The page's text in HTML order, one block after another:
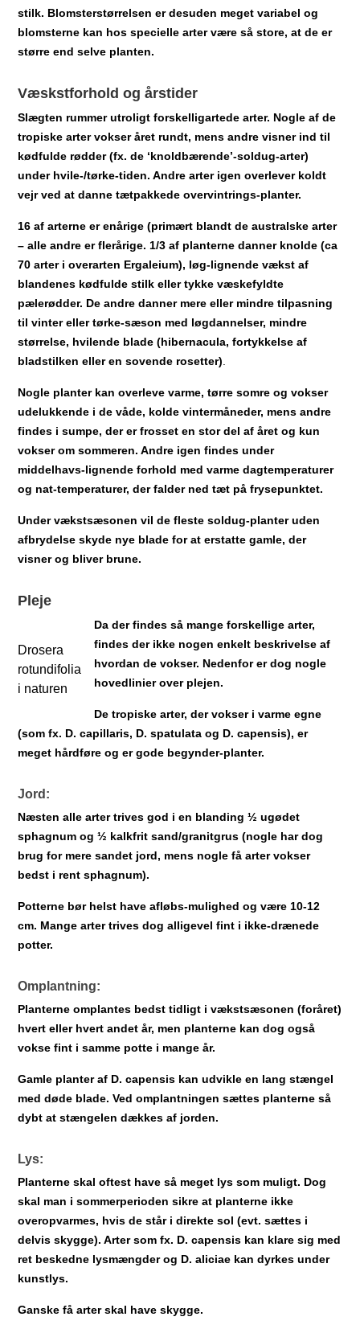
stilk. Blomsterstørrelsen er desuden meget variabel og
blomsterne kan hos specielle arter være så store, at de er
større end selve planten.
Væskstforhold og årstider
Slægten rummer utroligt forskelligartede arter. Nogle af de
tropiske arter vokser året rundt, mens andre visner ind til
kødfulde rødder (fx. de ‘knoldbærende’-soldug-arter)
under hvile-/tørke-tiden. Andre arter igen overlever koldt
vejr ved at danne tætpakkede overvintrings-planter.
16 af arterne er enårige (primært blandt de australske arter
– alle andre er flerårige. 1/3 af planterne danner knolde (ca
70 arter i overarten Ergaleium), løg-lignende vækst af
blandenes kødfulde stilk eller tykke væskefyldte
pælerødder. De andre danner mere eller mindre tilpasning
til vinter eller tørke-sæson med løgdannelser, mindre
størrelse, hvilende blade (hibernacula, fortykkelse af
bladstilken eller en sovende rosetter)
Nogle planter kan overleve varme, tørre somre og vokser
udelukkende i de våde, kolde vintermåneder, mens andre
findes i sumpe, der er frosset en stor del af året og kun
vokser om sommeren. Andre igen findes under
middelhavs-lignende forhold med varme dagtemperaturer
og nat-temperaturer, der falder ned tæt på frysepunktet.
Under vækstsæsonen vil de fleste soldug-planter uden
afbrydelse skyde nye blade for at erstatte gamle, der
visner og bliver brune.
Pleje
Drosera
rotundifolia
i naturen
Da der findes så mange forskellige arter,
findes der ikke nogen enkelt beskrivelse af
hvordan de vokser. Nedenfor er dog nogle
hovedlinier over plejen.
De tropiske arter, der vokser i varme egne
(som fx. D. capillaris, D. spatulata og D. capensis), er
meget hårdføre og er gode begynder-planter.
Jord:
Næsten alle arter trives god i en blanding ½ ugødet
sphagnum og ½ kalkfrit sand/granitgrus (nogle har dog
brug for mere sandet jord, mens nogle få arter vokser
bedst i rent sphagnum).
Potterne bør helst have afløbs-mulighed og være 10-12
cm. Mange arter trives dog alligevel fint i ikke-drænede
potter.
Omplantning:
Planterne omplantes bedst tidligt i vækstsæsonen (foråret)
hvert eller hvert andet år, men planterne kan dog også
vokse fint i samme potte i mange år.
Gamle planter af D. capensis kan udvikle en lang stængel
med døde blade. Ved omplantningen sættes planterne så
dybt at stængelen dækkes af jorden.
Lys:
Planterne skal oftest have så meget lys som muligt. Dog
skal man i sommerperioden sikre at planterne ikke
overopvarmes, hvis de står i direkte sol (evt. sættes i
delvis skygge). Arter som fx. D. capensis kan klare sig med
ret beskedne lysmængder og D. aliciae kan dyrkes under
kunstlys.
Ganske få arter skal have skygge.